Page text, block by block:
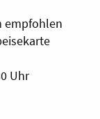
empfohlen
Uhr